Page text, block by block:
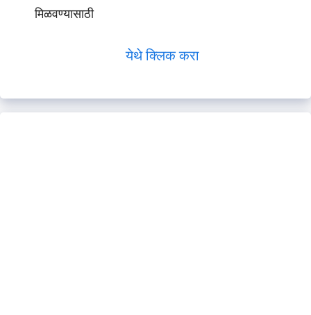
मिळवण्यासाठी
येथे क्लिक करा